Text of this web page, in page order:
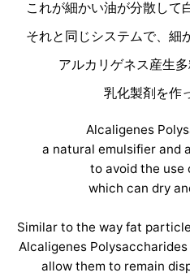
これが細かい油が分散して
それと同じシステムで、細
アルカリゲネス産生
乳化製剤を作
Alcaligenes
a natural emulsifier and
to avoid the use
which can dry
Similar to the way fat
Alcaligenes
allow them to remain